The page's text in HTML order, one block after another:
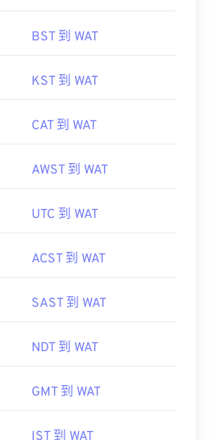
BST 到 WAT
KST 到 WAT
CAT 到 WAT
AWST 到 WAT
UTC 到 WAT
ACST 到 WAT
SAST 到 WAT
NDT 到 WAT
GMT 到 WAT
IST 到 WAT